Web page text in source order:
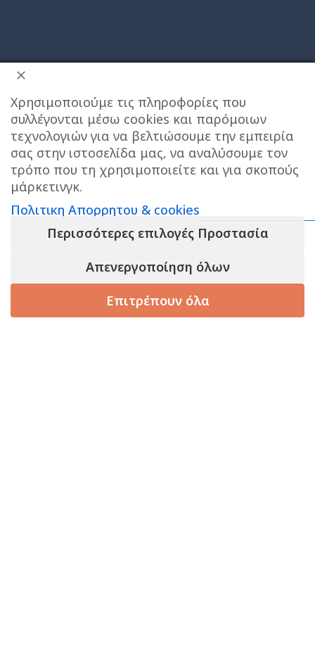
ΑΥΓΟΥΣΤΟ και αποστελλονται αμεσα οι
παραγγελιες σας , το φυσικο μας
καταστημα στον ΧΟΛΑΡΓΟ θα ειναι
ΚΛΕΙΣΤΟ για παραλαβες απο 10/8 εως 23/8,
ΔΙΕΥΘΥΝΣΗ ΚΑΤΑΣΤΗΜΑΤΟΣ
2106514570 Χάρτης
επικοινωνίας αποθήκης : 6976890700
Τηλεφωνο εξυπηρετησης πελατων e-shop : 2106540303
Ωράριο εξυπηρέτησης : 09:00-17:00
Χρησιμοποιούμε τις πληροφορίες που
συλλέγονται μέσω cookies και παρόμοιων
τεχνολογιών για να βελτιώσουμε την εμπειρία
σας στην ιστοσελίδα μας, να αναλύσουμε τον
τρόπο που τη χρησιμοποιείτε και για σκοπούς
μάρκετινγκ.
Πολιτικη Απορρητου & cookies
Περισσότερες επιλογές Προστασία
Απενεργοποίηση όλων
Επιτρέπουν όλα